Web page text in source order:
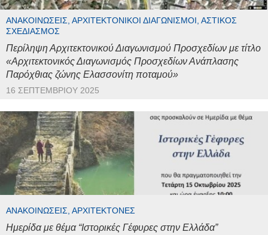
ΑΝΑΚΟΙΝΏΣΕΙΣ, ΑΡΧΙΤΕΚΤΟΝΙΚΟΊ ΔΙΑΓΩΝΙΣΜΟΊ, ΑΣΤΙΚΌΣ
ΣΧΕΔΙΑΣΜΌΣ
Περίληψη Αρχιτεκτονικού Διαγωνισμού Προσχεδίων με τίτλο
«Αρχιτεκτονικός Διαγωνισμός Προσχεδίων Ανάπλασης
Παρόχθιας ζώνης Ελασσονίτη ποταμού»
16 ΣΕΠΤΕΜΒΡΊΟΥ 2025
ΑΝΑΚΟΙΝΏΣΕΙΣ, ΑΡΧΙΤΈΚΤΟΝΕΣ
Ημερίδα με θέμα “Ιστορικές Γέφυρες στην Ελλάδα”